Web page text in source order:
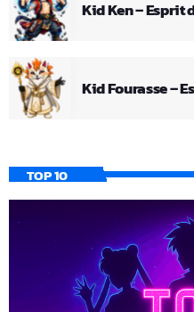
Kid Ken – Esprit
Kid Fourasse –
TOP 10